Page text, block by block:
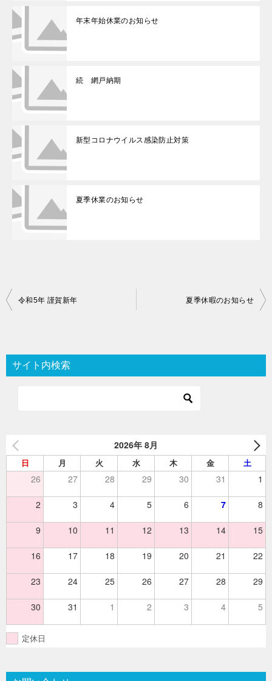
年末年始休業のお知らせ
続 網戸納期
新型コロナウイルス感染防止対策
夏季休業のお知らせ
投
ビ
ゲ
ン
令和5年 謹賀新年 夏季休暇のお知らせ
サイト内検索
2026年 8月
日 月 火 水 木 金 土
26 27 28 29 30 31 1
2 3 4 5 6 7 8
9 10 11 12 13 14 15
16 17 18 19 20 21 22
23 24 25 26 27 28 29
30 31 1 2 3 4 5
定休日